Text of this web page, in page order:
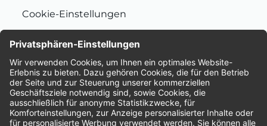
Cookie-Einstellungen
Bewertungen